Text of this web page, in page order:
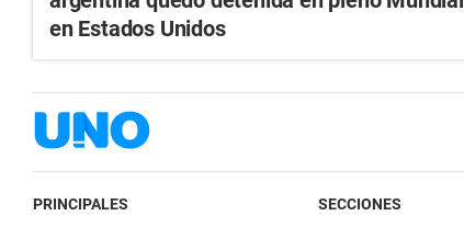
en Estados Unidos
PRINCIPALES SECCIONES